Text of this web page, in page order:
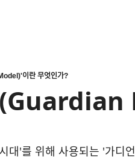
무엇인가?
위해 사용되는